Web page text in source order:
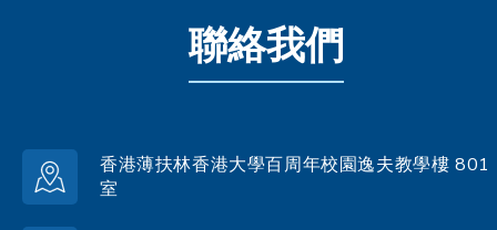
聯絡我們
香港薄扶林香港大學百周年校園逸夫教學樓 801
室